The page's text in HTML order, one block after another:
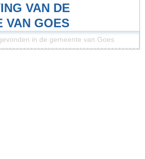
VAN DE
VAN GOES
in de gemeente van Goes